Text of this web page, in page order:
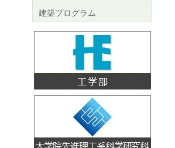
建築プログラム